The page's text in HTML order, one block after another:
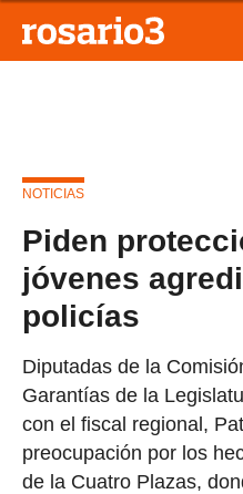
NOTICIAS
Piden
jóvenes
policías
Diputadas de la
Garantías de la
con el fiscal regional,
preocupación por los
de la Cuatro Plazas,